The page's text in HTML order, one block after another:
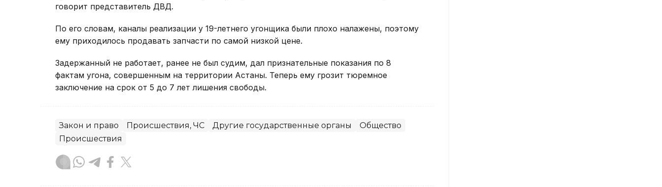
говорит представитель ДВД.
По его словам, каналы реализации у 19-летнего угонщика были плохо налажены, поэтому
ему приходилось продавать запчасти по самой низкой цене.
Задержанный не работает, ранее не был судим, дал признательные показания по 8
фактам угона, совершенным на территории Астаны. Теперь ему грозит тюремное
заключение на срок от 5 до 7 лет лишения свободы.
Закон и право Происшествия, ЧС Другие государственные органы
Общество
Происшествия